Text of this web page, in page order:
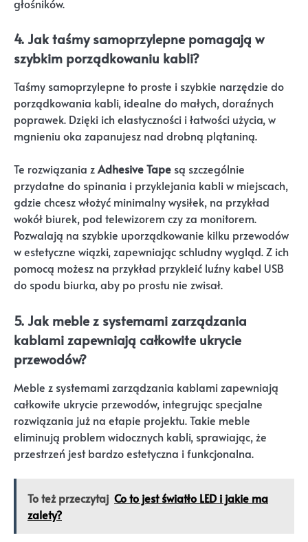
głośników.
4. Jak taśmy samoprzylepne pomagają w
szybkim porządkowaniu kabli?
Taśmy samoprzylepne to proste i szybkie narzędzie do
porządkowania kabli, idealne do małych, doraźnych
poprawek. Dzięki ich elastyczności i łatwości użycia, w
mgnieniu oka zapanujesz nad drobną plątaniną.
Te rozwiązania zAdhesive Tape są szczególnie
przydatne do spinania i przyklejania kabli w miejscach,
gdzie chcesz włożyć minimalny wysiłek, na przykład
wokół biurek, pod telewizorem czy za monitorem.
Pozwalają na szybkie uporządkowanie kilku przewodów
w estetyczne wiązki, zapewniając schludny wygląd. Z ich
pomocą możesz na przykład przykleić luźny kabel USB
do spodu biurka, aby po prostu nie zwisał.
5. Jak meble z systemami zarządzania
kablami zapewniają całkowite ukrycie
przewodów?
Meble z systemami zarządzania kablami zapewniają
całkowite ukrycie przewodów, integrując specjalne
rozwiązania już na etapie projektu. Takie meble
eliminują problem widocznych kabli, sprawiając, że
przestrzeń jest bardzo estetyczna i funkcjonalna.
To też przeczytaj Co to jest światło LED i jakie ma
zalety?